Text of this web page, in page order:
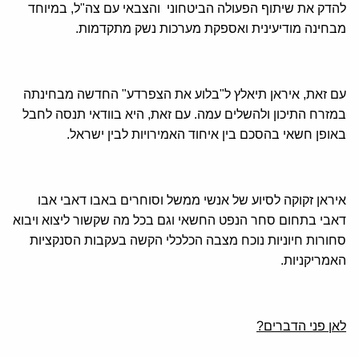
להדק את שיתוף הפעולה הביטחוני והצבאי עם צה"ל, במיוחד
מבחינה מודיעינית ואספקת מערכות נשק מתקדמות.
עם זאת, איראן תיאלץ ל"בלוע את הצפרדע" החדשה מבחינתה
במזרח התיכון ולהשלים עמה. עם זאת, היא בוודאי תנסה לחבל
באופן חשאי בהסכם בין איחוד האמירויות לבין ישראל.
איראן זקוקה לסיוע של אנשי ממשל וסוחרים באבו דאבי אבו
דאבי בתחום סחר הנפט החשאי וגם בכל מה שקשור ליצוא ויבוא
סחורות חיוניות נוכח מצבה הכלכלי הקשה בעקבות הסנקציות
האמריקניות.
לאן פני הדברים?